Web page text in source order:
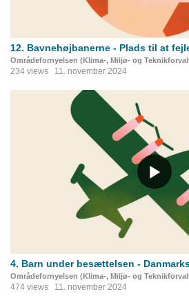
12. Bavnehøjbanerne - Plads til at
Områdefornyelsen (Klima-, Miljø- og
234 views 11. november 2024
4. Barn under besættelsen -
Områdefornyelsen (Klima-, Miljø- og
474 views 11. november 2024